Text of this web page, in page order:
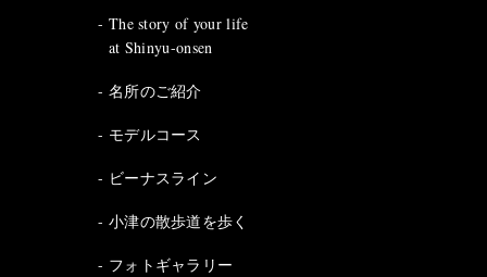
The story of your life
at Shinyu-onsen
名所のご紹介
モデルコース
ビーナスライン
小津の散歩道を歩く
フォトギャラリー